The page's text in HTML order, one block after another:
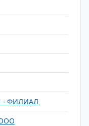
- ФИЛИАЛ